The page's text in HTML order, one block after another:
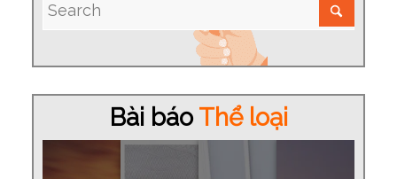
Bài báoThể loại